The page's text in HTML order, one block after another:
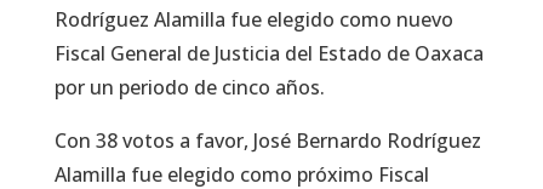
Rodríguez Alamilla fue elegido como nuevo
Fiscal General de Justicia del Estado de Oaxaca
por un periodo de cinco años.
Con 38 votos a favor, José Bernardo Rodríguez
Alamilla fue elegido como próximo Fiscal